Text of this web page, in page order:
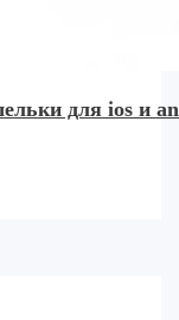
для ios и